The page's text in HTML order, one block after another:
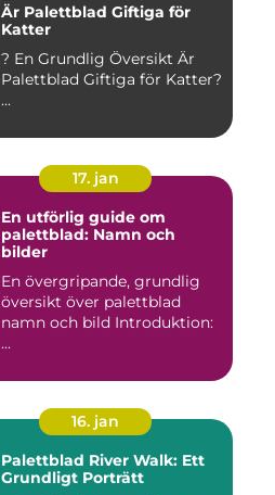
Är Palettblad Giftiga för
Katter
? En Grundlig Översikt Är
Palettblad Giftiga för Katter?
...
17. jan
En utförlig guide om
palettblad: Namn och
bilder
En övergripande, grundlig
översikt över palettblad
namn och bild Introduktion:
...
16. jan
Palettblad River Walk: Ett
Grundligt Porträtt